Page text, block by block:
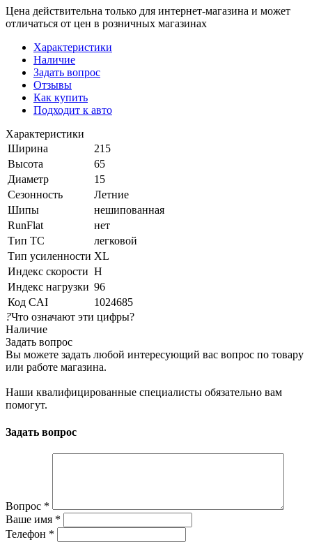
Цена действительна только для интернет-магазина и может
отличаться от цен в розничных магазинах
Характеристики
Наличие
Задать вопрос
Отзывы
Как купить
Подходит к авто
Характеристики
Ширина
215
Высота
65
Диаметр
15
Сезонность
Летние
Шипы
нешипованная
RunFlat
нет
Тип ТС
легковой
Тип усиленности XL
Индекс скорости H
Индекс нагрузки 96
Код CAI
1024685
?Что означают эти цифры?
Наличие
Задать вопрос
Вы можете задать любой интересующий вас вопрос по товару
или работе магазина.
Наши квалифицированные специалисты обязательно вам
помогут.
Задать вопрос
Вопрос *
Ваше имя *
Телефон *